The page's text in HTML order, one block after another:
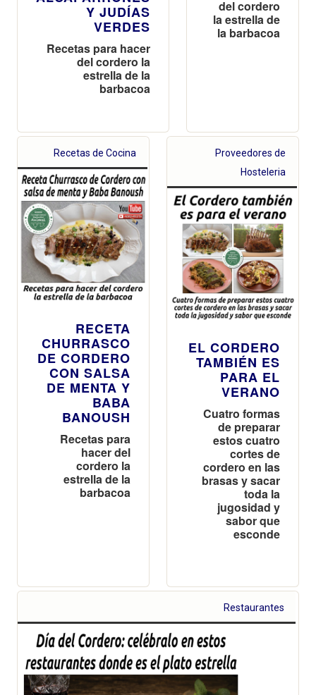
Y JUDÍAS
VERDES
Recetas para hacer
del cordero la
estrella de la
barbacoa
del cordero
la estrella de
la barbacoa
Recetas de Cocina
RECETA
CHURRASCO
DE CORDERO
CON SALSA
DE MENTA Y
BABA
BANOUSH
Recetas para
hacer del
cordero la
estrella de la
barbacoa
Proveedores de
Hosteleria
EL CORDERO
TAMBIÉN ES
PARA EL
VERANO
Cuatro formas
de preparar
estos cuatro
cortes de
cordero en las
brasas y sacar
toda la
jugosidad y
sabor que
esconde
Restaurantes